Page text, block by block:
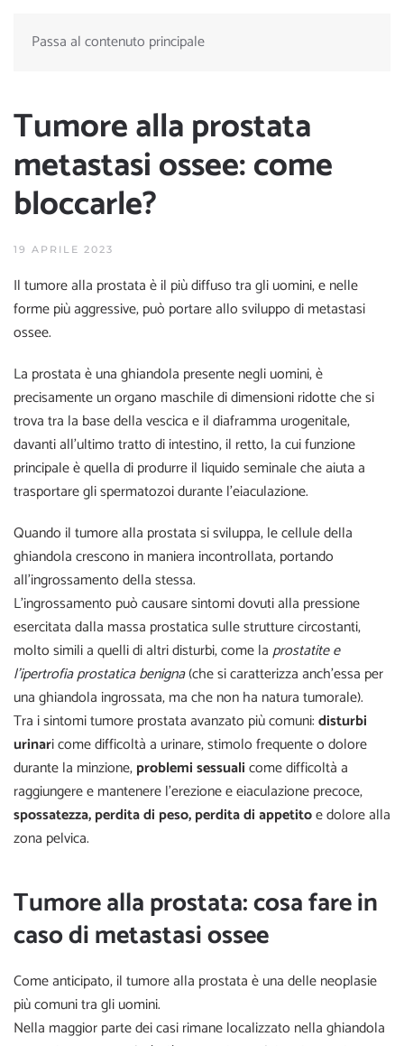
Passa al contenuto principale
Tumore alla prostata
metastasi ossee: come
bloccarle?
19 APRILE 2023
Il tumore alla prostata è il più diffuso tra gli uomini, e nelle
forme più aggressive, può portare allo sviluppo di metastasi
ossee.
La prostata è una ghiandola presente negli uomini, è
precisamente un organo maschile di dimensioni ridotte che si
trova tra la base della vescica e il diaframma urogenitale,
davanti all’ultimo tratto di intestino, il retto, la cui funzione
principale è quella di produrre il liquido seminale che aiuta a
trasportare gli spermatozoi durante l’eiaculazione.
Quando il tumore alla prostata si sviluppa, le cellule della
ghiandola crescono in maniera incontrollata, portando
all’ingrossamento della stessa.
L’ingrossamento può causare sintomi dovuti alla pressione
esercitata dalla massa prostatica sulle strutture circostanti,
molto simili a quelli di altri disturbi, come laprostatite e
l’ipertrofia prostatica benigna(che si caratterizza anch’essa per
una ghiandola ingrossata, ma che non ha natura tumorale).
Tra i sintomi tumore prostata avanzato più comuni:disturbi
urinari come difficoltà a urinare, stimolo frequente o dolore
durante la minzione,problemi sessualicome difficoltà a
raggiungere e mantenere l’erezione e eiaculazione precoce,
spossatezza, perdita di peso, perdita di appetitoe dolore alla
zona pelvica.
Tumore alla prostata: cosa fare in
caso di metastasi ossee
Come anticipato, il tumore alla prostata è una delle neoplasie
più comuni tra gli uomini.
Nella maggior parte dei casi rimane localizzato nella ghiandola